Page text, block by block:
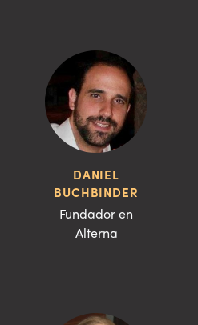
DANIEL
BUCHBINDER
Fundador en
Alterna